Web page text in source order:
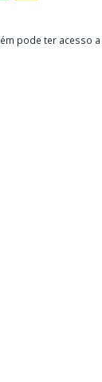
pode ter acesso